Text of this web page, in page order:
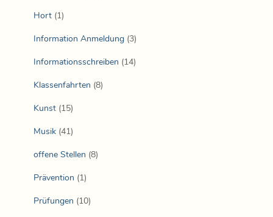
Hort (1)
Information Anmeldung (3)
Informationsschreiben (14)
Klassenfahrten (8)
Kunst (15)
Musik (41)
offene Stellen (8)
Prävention (1)
Prüfungen (10)